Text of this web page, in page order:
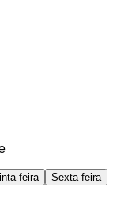
feira
Sexta-feira